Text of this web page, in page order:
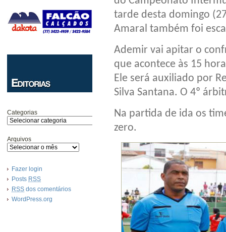
Categorias
Arquivos
Fazer login
Posts RSS
RSS dos comentários
WordPress.org
tarde desta domingo
Amaral também foi
Ademir vai apitar o
que acontece às 15
Ele será auxiliado por
Silva Santana. O 4º
Na partida de ida os
zero.